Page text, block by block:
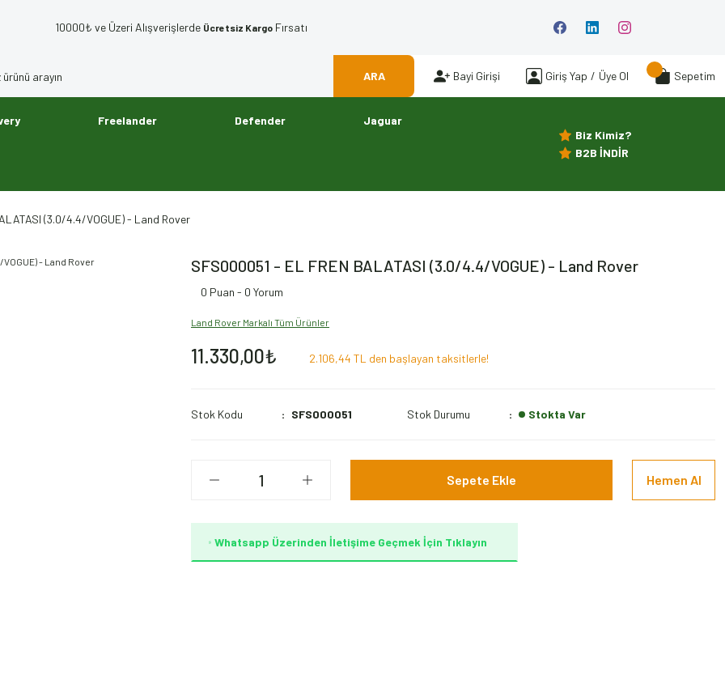
10000₺ ve Üzeri Alışverişlerde Ücretsiz Kargo Fırsatı
ARA Bayi Girişi Giriş Yap / Üye Ol Sepetim
Freelander Defender Jaguar
Biz Kimiz?
B2B İNDİR
(3.0/4.4/VOGUE) - Land Rover
SFS000051 - EL FREN BALATASI (3.0/4.4/VOGUE) - Land Rover
0 Puan - 0 Yorum
Land Rover Markalı Tüm Ürünler
11.330,00₺ 2.106,44 TL den başlayan taksitlerle!
Stok Kodu SFS000051 Stok Durumu Stokta Var
Sepete Ekle Hemen Al
Whatsapp Üzerinden İletişime Geçmek İçin Tıklayın